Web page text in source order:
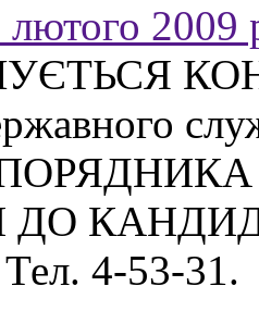
2009
Тел. 4-53-31.